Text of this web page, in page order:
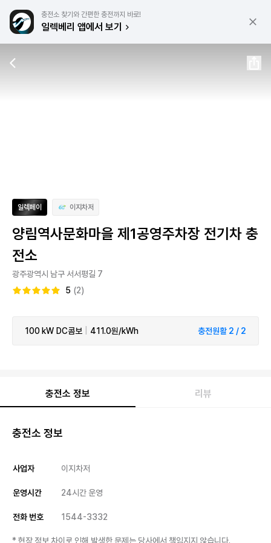
충전소 찾기와 간편한 충전까지 바로!
일렉베리 앱에서 보기
일렉페이 이지차저
양림역사문화마을 제1공영주차장 전기차 충
전소
광주광역시 남구 서서평길 7
5 (2)
100 kW DC콤보 411.0원/kWh 충전원활 2 / 2
충전소 정보 리뷰
충전소 정보
사업자 이지차저
운영시간 24시간 운영
전화 번호 1544-3332
* 현장 정보 차이로 인해 발생한 문제는 당사에서 책임지지 않습니다.